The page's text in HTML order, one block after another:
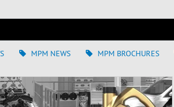
MPM NEWS MPM BROCHURES